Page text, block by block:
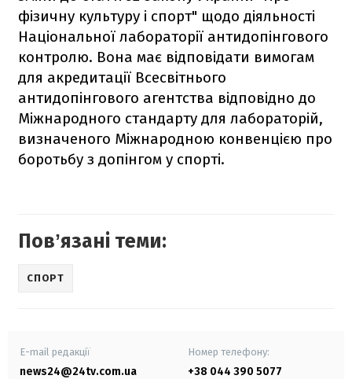
фізичну культуру і спорт" щодо діяльності
Національної лабораторії антидопінгового
контролю. Вона має відповідати вимогам
для акредитації Всесвітнього
антидопінгового агентства відповідно до
Міжнародного стандарту для лабораторій,
визначеного Міжнародною конвенцією про
боротьбу з допінгом у спорті.
Повʼязані теми:
СПОРТ
E-mail редакції
news24@24tv.com.ua
Номер телефону:
+38 044 390 5077